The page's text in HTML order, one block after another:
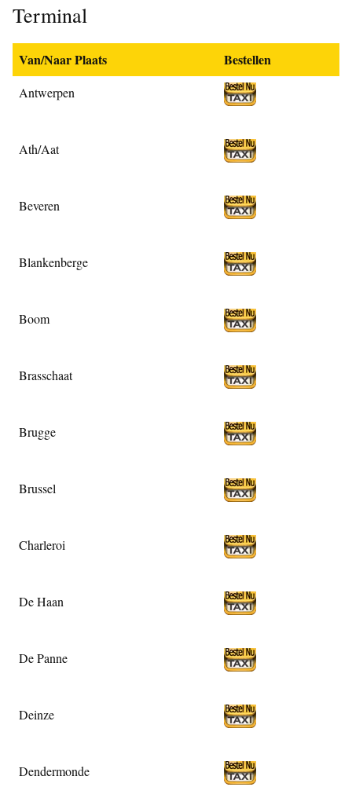
Terminal
Van/Naar Plaats Bestellen
Antwerpen
Ath/Aat
Beveren
Blankenberge
Boom
Brasschaat
Brugge
Brussel
Charleroi
De Haan
De Panne
Deinze
Dendermonde